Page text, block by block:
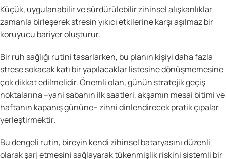
Küçük, uygulanabilir ve sürdürülebilir zihinsel alışkanlıklar
zamanla birleşerek stresin yıkıcı etkilerine karşı aşılmaz bir
koruyucu bariyer oluşturur.
Bir ruh sağlığı rutini tasarlarken, bu planın kişiyi daha fazla
strese sokacak katı bir yapılacaklar listesine dönüşmemesine
çok dikkat edilmelidir. Önemli olan, günün stratejik geçiş
noktalarına –yani sabahın ilk saatleri, akşamın mesai bitimi ve
haftanın kapanış gününe– zihni dinlendirecek pratik çıpalar
yerleştirmektir.
Bu dengeli rutin, bireyin kendi zihinsel bataryasını düzenli
olarak şarj etmesini sağlayarak tükenmişlik riskini sistemli bir